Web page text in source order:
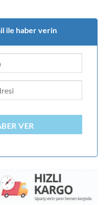
ile haber verin
VER